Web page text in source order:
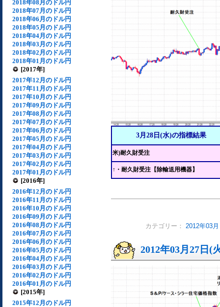
2018年08月のドル円
2018年07月のドル円
2018年06月のドル円
2018年05月のドル円
2018年04月のドル円
2018年03月のドル円
2018年02月のドル円
2018年01月のドル円
[2017年]
2017年12月のドル円
2017年11月のドル円
2017年10月のドル円
2017年09月のドル円
2017年08月のドル円
2017年07月のドル円
2017年06月のドル円
2017年05月のドル円
2017年04月のドル円
2017年03月のドル円
2017年02月のドル円
2017年01月のドル円
[2016年]
2016年12月のドル円
2016年11月のドル円
2016年10月のドル円
2016年09月のドル円
2016年08月のドル円
2016年07月のドル円
2016年06月のドル円
2016年05月のドル円
2016年04月のドル円
2016年03月のドル円
2016年02月のドル円
2016年01月のドル円
[2015年]
2015年12月のドル円
3月28日(水)の指標結果
米)耐久財受注
↑・耐久財受注【除輸送用機器】
カテゴリー： 2012年03
2012年03月27日(